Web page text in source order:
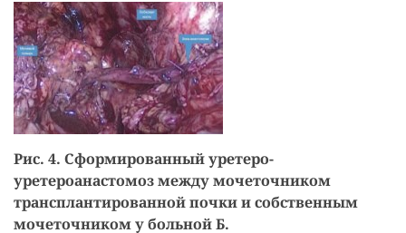
Рис. 4. Сформированный уретеро-
уретероанастомоз между мочеточником
трансплантированной почки и собственным
мочеточником у больной Б.